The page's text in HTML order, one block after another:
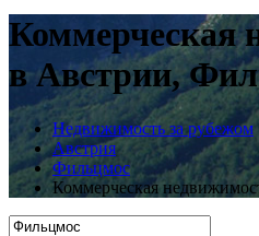
Коммерческая
в Австрии,
Недвижимость за рубежом
Австрия
Фильцмос
Коммерческая